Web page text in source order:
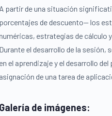
A partir de una situación
porcentajes de descuento— los
estrategias de cálculo
Durante el desarrollo de la
el aprendizaje y el desarrollo
asignación de una tarea de
Galería de imágenes: